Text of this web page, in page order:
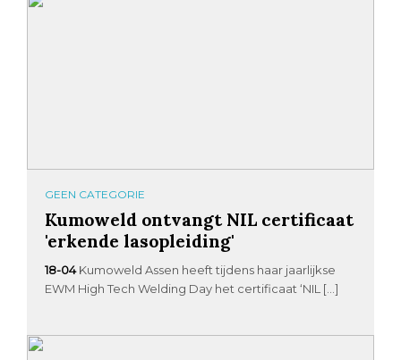
GEEN CATEGORIE
Kumoweld ontvangt NIL certificaat
'erkende lasopleiding'
18-04 Kumoweld Assen heeft tijdens haar jaarlijkse
EWM High Tech Welding Day het certificaat ‘NIL […]